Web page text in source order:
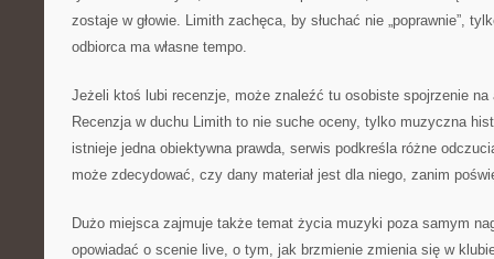
zostaje w głowie. Limith zachęca, by słuchać nie „poprawnie”,
odbiorca ma własne tempo.
Jeżeli ktoś lubi recenzje, może znaleźć tu osobiste spojrzenie na
Recenzja w duchu Limith to nie suche oceny, tylko muzyczna
istnieje jedna obiektywna prawda, serwis podkreśla różne
może zdecydować, czy dany materiał jest dla niego, zanim
Dużo miejsca zajmuje także temat życia muzyki poza samym
opowiadać o scenie live, o tym, jak brzmienie zmienia się w